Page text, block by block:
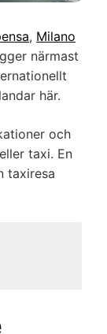
, Milano
närmast
här.
och
taxi. En
taxiresa